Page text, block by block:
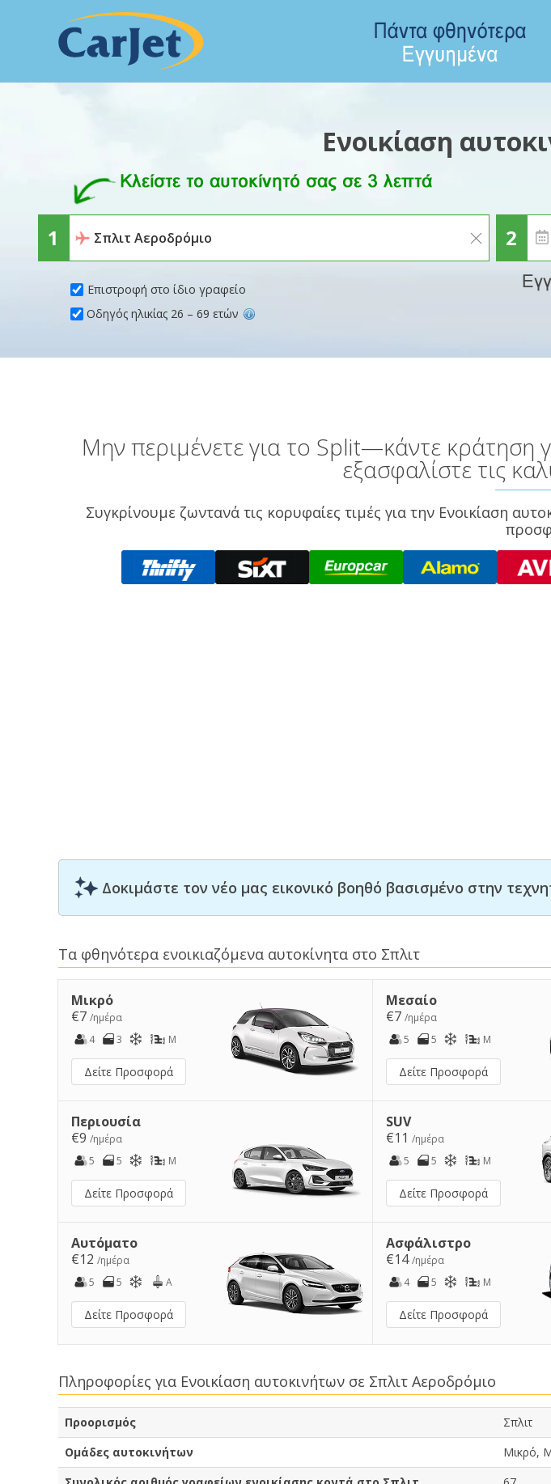
Ενοικίαση
Επιστροφή στο ίδιο γραφείο
Οδηγός ηλικίας 26 – 69 ετών
Μην περιμένετε για το Split—κάντε κράτηση
εξασφαλίστε τις
Συγκρίνουμε ζωντανά τις κορυφαίες τιμές για την Ενοικίαση
Δοκιμάστε τον νέο μας εικονικό βοηθό βασισμένο στην
Τα φθηνότερα ενοικιαζόμενα αυτοκίνητα στο Σπλιτ
Μικρό
€7 /ημέρα
4
3 M
Δείτε Προσφορά
Μεσαίο
€7/ημέρα
5
5 M
Δείτε Προσφορά
Περιουσία
€9 /ημέρα
5
5 M
Δείτε Προσφορά
SUV
€11/ημέρα
5
5 M
Δείτε Προσφορά
Αυτόματο
€12 /ημέρα
5
5 A
Δείτε Προσφορά
Ασφάλιστρο
€14/ημέρα
4
5 M
Δείτε Προσφορά
Πληροφορίες για Ενοικίαση αυτοκινήτων σε Σπλιτ Αεροδρόμιο
Προορισμός
Σπλιτ
Ομάδες αυτοκινήτων
Μικρό,